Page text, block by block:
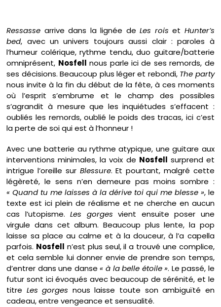
Ressasse arrive dans la lignée deLes rois et Hunter’s
bed, avec un univers toujours aussi clair : paroles à
l’humeur colérique, rythme tendu, duo guitare/batterie
omniprésent, Nosfell nous parle ici de ses remords, de
ses décisions. Beaucoup plus léger et rebondi, The party
nous invite à la fin du début de la fête, à ces moments
où l’esprit s’embrume et le champ des possibles
s’agrandit à mesure que les inquiétudes s’effacent :
oubliés les remords, oublié le poids des tracas, ici c’est
la perte de soi qui est à l’honneur !
Avec une batterie au rythme atypique, une guitare aux
interventions minimales, la voix de Nosfell surprend et
intrigue l’oreille sur Blessure. Et pourtant, malgré cette
légèreté, le sens n’en demeure pas moins sombre :
« Quand tu me laisses à la dérive toi qui me blesse », le
texte est ici plein de réalisme et ne cherche en aucun
cas l’utopisme.Les gorges vient ensuite poser une
virgule dans cet album. Beaucoup plus lente, la pop
laisse sa place au calme et à la douceur, à l’a capella
parfois. Nosfell n’est plus seul, il a trouvé une complice,
et cela semble lui donner envie de prendre son temps,
d’entrer dans une danse« à la belle étoile ». Le passé, le
futur sont ici évoqués avec beaucoup de sérénité, et le
titre Les gorges nous laisse toute son ambiguïté en
cadeau, entre vengeance et sensualité.